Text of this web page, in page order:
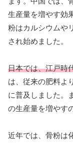
生産量を増やす効
粉はカルシウムや
され始めました。
日本では、江戸時
は、従来の肥料よ
に普及しました。
の生産量を増やす
近年では、骨粉は